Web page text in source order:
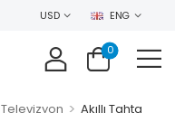
USD ENG
0
Televizyon > Akıllı Tahta